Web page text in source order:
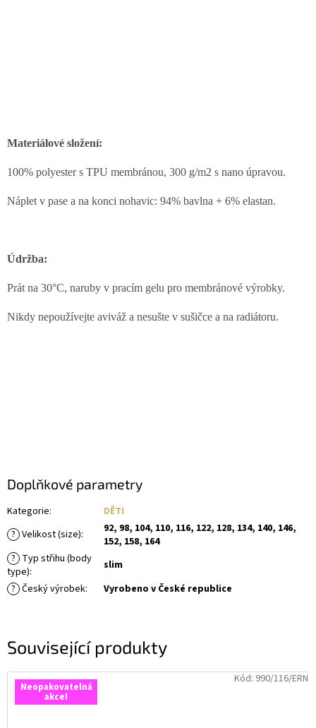
Související produkty
Neopakovatelná
akce!
Kód: 990/116/ERN
Materiálové složení:
100% polyester s TPU membránou, 300 g/m2 s nano úpravou.
Náplet v pase a na konci nohavic: 94% bavlna + 6% elastan.
Údržba:
Prát na 30°C, naruby v pracím gelu pro membránové výrobky.
Nikdy nepoužívejte aviváž a nesušte v sušičce a na radiátoru.
Doplňkové parametry
Kategorie:
DĚTI
? Velikost (size):
92, 98, 104, 110, 116, 122, 128, 134, 140, 146,
152, 158, 164
? Typ střihu (body
type):
slim
? Český výrobek: Vyrobeno v České republice